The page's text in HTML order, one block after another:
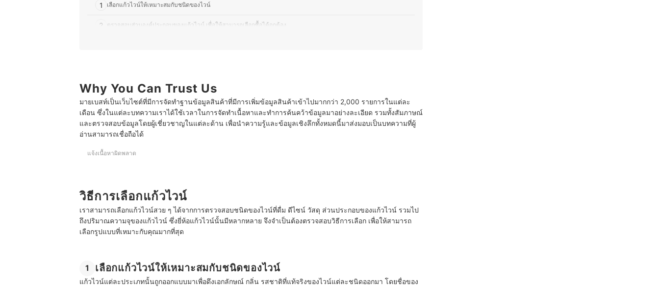
1 เลือกแก้วไวน์ให้เหมาะสมกับชนิดของไวน์
2 ตรวจสอบส่วนองค์ประกอบของแก้วไวน์ เพื่อให้สามารถเลือกซื้อได้ถูกต้อง
10 แก้วไวน์ ยี่ห้อไหนดี Wine Glass สวย ๆ
แก้วไวน์ต้องทำความสะอาดอย่างไร
สามารถใช้แก้วไวน์กับเครื่องดื่มอื่น ๆ ได้หรือไม่
Why You Can Trust Us
มายเบสท์เป็นเว็บไซต์ที่มีการจัดทำฐานข้อมูลสินค้าที่มีการเพิ่มข้อมูลสินค้าเข้าไปมากกว่า 2,000 รายการในแต่ละ
เดือน ซึ่งในแต่ละบทความเราได้ใช้เวลาในการจัดทำเนื้อหาและทำการค้นคว้าข้อมูลมาอย่างละเอียด รวมทั้งสัมภาษณ์
และตรวจสอบข้อมูลโดยผู้เชี่ยวชาญในแต่ละด้าน เพื่อนำความรู้และข้อมูลเชิงลึกทั้งหมดนี้มาส่งมอบเป็นบทความที่ผู้
อ่านสามารถเชื่อถือได้
แจ้งเนื้อหาผิดพลาด
วิธีการเลือกแก้วไวน์
เราสามารถเลือกแก้วไวน์สวย ๆ ได้จากการตรวจสอบชนิดของไวน์ที่ดื่ม ดีไซน์ วัสดุ ส่วนประกอบของแก้วไวน์ รวมไป
ถึงปริมาณความจุของแก้วไวน์ ซึ่งยี่ห้อแก้วไวน์นั้นมีหลากหลาย จึงจำเป็นต้องตรวจสอบวิธีการเลือก เพื่อให้สามารถ
เลือกรูปแบบที่เหมาะกับคุณมากที่สุด
1 เลือกแก้วไวน์ให้เหมาะสมกับชนิดของไวน์
แก้วไวน์แต่ละประเภทนั้นถูกออกแบบมาเพื่อดึงเอกลักษณ์ กลิ่น รสชาติที่แท้จริงของไวน์แต่ละชนิดออกมา โดยชื่อของ